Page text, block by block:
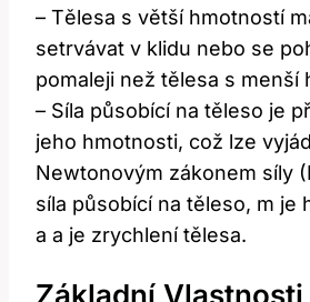
– Tělesa s větší hmotností
setrvávat v klidu nebo se
pomaleji než tělesa s menší
– Síla působící na těleso je
jeho hmotnosti, což lze
Newtonovým zákonem síly
síla působící na těleso, m je
a a je zrychlení tělesa.
Základní